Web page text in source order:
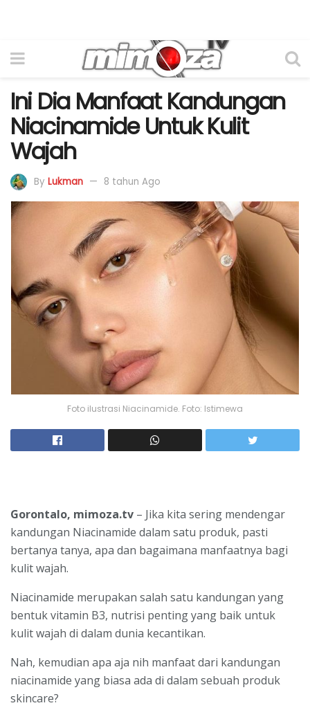
Ini Dia Manfaat Kandungan
Niacinamide Untuk Kulit
Wajah
By Lukman 8 tahun Ago
Foto ilustrasi Niacinamide. Foto: Istimewa
Gorontalo, mimoza.tv – Jika kita sering mendengar
kandungan Niacinamide dalam satu produk, pasti
bertanya tanya, apa dan bagaimana manfaatnya bagi
kulit wajah.
Niacinamide merupakan salah satu kandungan yang
bentuk vitamin B3, nutrisi penting yang baik untuk
kulit wajah di dalam dunia kecantikan.
Nah, kemudian apa aja nih manfaat dari kandungan
niacinamide yang biasa ada di dalam sebuah produk
skincare?